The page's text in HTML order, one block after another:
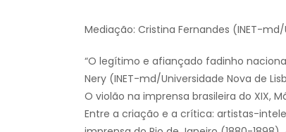
Mediação: Cristina Fernandes (INET-
“O legítimo e afiançado fadinho
Nery (INET-md/Universidade Nova de
O violão na imprensa brasileira do XIX,
Entre a criação e a crítica: artistas-